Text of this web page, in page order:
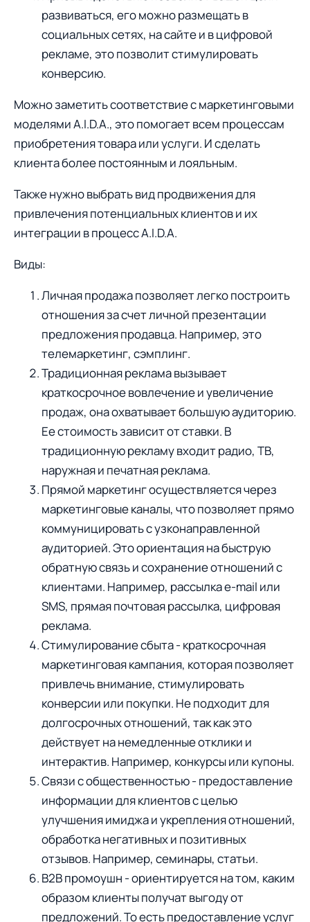
развиваться, его можно размещать в
социальных сетях, на сайте и в цифровой
рекламе, это позволит стимулировать
конверсию.
Можно заметить соответствие с маркетинговыми
моделями A.I.D.A., это помогает всем процессам
приобретения товара или услуги. И сделать
клиента более постоянным и лояльным.
Также нужно выбрать вид продвижения для
привлечения потенциальных клиентов и их
интеграции в процесс A.I.D.A.
Виды:
Личная продажа позволяет легко построить
отношения за счет личной презентации
предложения продавца. Например, это
телемаркетинг, сэмплинг.
Традиционная реклама вызывает
краткосрочное вовлечение и увеличение
продаж, она охватывает большую аудиторию.
Ее стоимость зависит от ставки. В
традиционную рекламу входит радио, ТВ,
наружная и печатная реклама.
Прямой маркетинг осуществляется через
маркетинговые каналы, что позволяет прямо
коммуницировать с узконаправленной
аудиторией. Это ориентация на быструю
обратную связь и сохранение отношений с
клиентами. Например, рассылка e-mail или
SMS, прямая почтовая рассылка, цифровая
реклама.
Стимулирование сбыта - краткосрочная
маркетинговая кампания, которая позволяет
привлечь внимание, стимулировать
конверсии или покупки. Не подходит для
долгосрочных отношений, так как это
действует на немедленные отклики и
интерактив. Например, конкурсы или купоны.
Связи с общественностью - предоставление
информации для клиентов с целью
улучшения имиджа и укрепления отношений,
обработка негативных и позитивных
отзывов. Например, семинары, статьи.
B2B промоушн - ориентируется на том, каким
образом клиенты получат выгоду от
предложений. То есть предоставление услуг